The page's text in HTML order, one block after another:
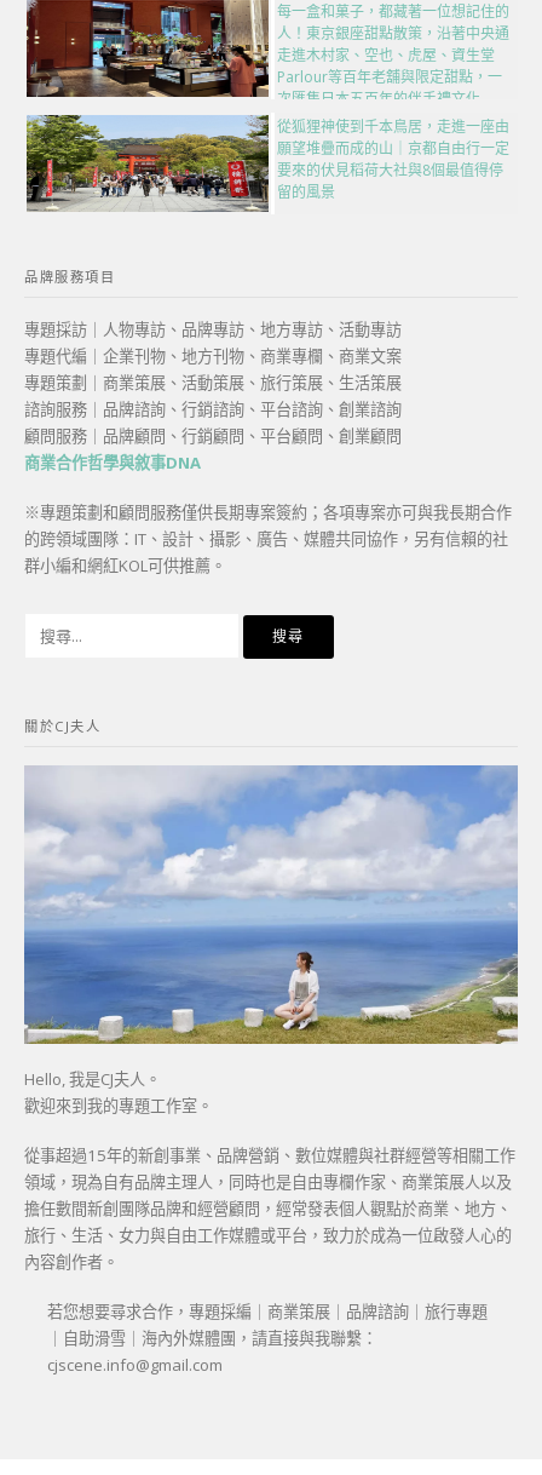
每一盒和菓子，都藏著一位想記住的
人！東京銀座甜點散策，沿著中央通
走進木村家、空也、虎屋、資生堂
Parlour等百年老舖與限定甜點，一
次匯集日本五百年的伴手禮文化
從狐狸神使到千本鳥居，走進一座由
願望堆疊而成的山｜京都自由行一定
要來的伏見稻荷大社與8個最值得停
留的風景
品牌服務項目
專題採訪｜人物專訪、品牌專訪、地方專訪、活動專訪
專題代編｜企業刊物、地方刊物、商業專欄、商業文案
專題策劃｜商業策展、活動策展、旅行策展、生活策展
諮詢服務｜品牌諮詢、行銷諮詢、平台諮詢、創業諮詢
顧問服務｜品牌顧問、行銷顧問、平台顧問、創業顧問
商業合作哲學與敘事DNA
※專題策劃和顧問服務僅供長期專案簽約；各項專案亦可與我長期合作
的跨領域團隊：IT、設計、攝影、廣告、媒體共同協作，另有信賴的社
群小編和網紅KOL可供推薦。
字:
關於CJ夫人
Hello, 我是CJ夫人。
歡迎來到我的專題工作室。
從事超過15年的新創事業、品牌營銷、數位媒體與社群經營等相關工作
領域，現為自有品牌主理人，同時也是自由專欄作家、商業策展人以及
擔任數間新創團隊品牌和經營顧問，經常發表個人觀點於商業、地方、
旅行、生活、女力與自由工作媒體或平台，致力於成為一位啟發人心的
內容創作者。
若您想要尋求合作，專題採編｜商業策展｜品牌諮詢｜旅行專題
｜自助滑雪｜海內外媒體團，請直接與我聯繫：
cjscene.info@gmail.com